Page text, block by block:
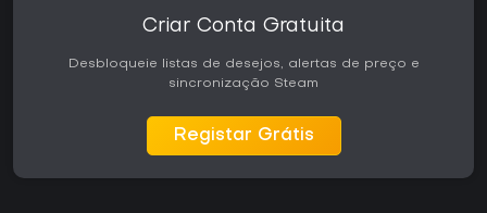
Criar Conta Gratuita
Desbloqueie listas de desejos, alertas de preço e
sincronização Steam
Registar Grátis